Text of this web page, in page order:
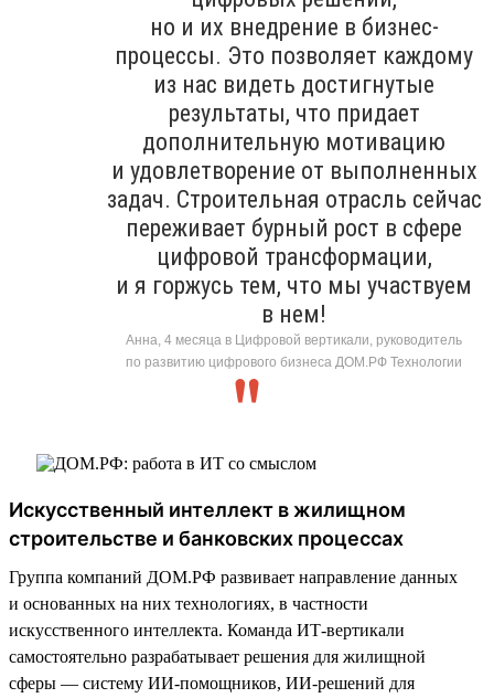
но и их внедрение в бизнес-
процессы. Это позволяет каждому
из нас видеть достигнутые
результаты, что придает
дополнительную мотивацию
и удовлетворение от выполненных
задач. Строительная отрасль сейчас
переживает бурный рост в сфере
цифровой трансформации,
и я горжусь тем, что мы участвуем
в нем!
Анна, 4 месяца в Цифровой вертикали, руководитель
по развитию цифрового бизнеса ДОМ.РФ Технологии
Искусственный интеллект в жилищном
строительстве и банковских процессах
Группа компаний ДОМ.РФ развивает направление данных
и основанных на них технологиях, в частности
искусственного интеллекта. Команда ИТ-вертикали
самостоятельно разрабатывает решения для жилищной
сферы — систему ИИ-помощников, ИИ-решений для